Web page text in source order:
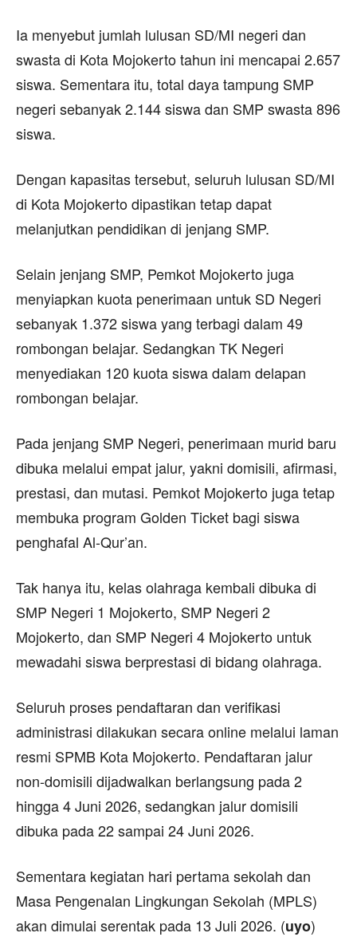
Ia menyebut jumlah lulusan SD/MI negeri dan
swasta di Kota Mojokerto tahun ini mencapai 2.657
siswa. Sementara itu, total daya tampung SMP
negeri sebanyak 2.144 siswa dan SMP swasta 896
siswa.
Dengan kapasitas tersebut, seluruh lulusan SD/MI
di Kota Mojokerto dipastikan tetap dapat
melanjutkan pendidikan di jenjang SMP.
Selain jenjang SMP, Pemkot Mojokerto juga
menyiapkan kuota penerimaan untuk SD Negeri
sebanyak 1.372 siswa yang terbagi dalam 49
rombongan belajar. Sedangkan TK Negeri
menyediakan 120 kuota siswa dalam delapan
rombongan belajar.
Pada jenjang SMP Negeri, penerimaan murid baru
dibuka melalui empat jalur, yakni domisili, afirmasi,
prestasi, dan mutasi. Pemkot Mojokerto juga tetap
membuka program Golden Ticket bagi siswa
penghafal Al-Qur’an.
Tak hanya itu, kelas olahraga kembali dibuka di
SMP Negeri 1 Mojokerto, SMP Negeri 2
Mojokerto, dan SMP Negeri 4 Mojokerto untuk
mewadahi siswa berprestasi di bidang olahraga.
Seluruh proses pendaftaran dan verifikasi
administrasi dilakukan secara online melalui laman
resmi SPMB Kota Mojokerto. Pendaftaran jalur
non-domisili dijadwalkan berlangsung pada 2
hingga 4 Juni 2026, sedangkan jalur domisili
dibuka pada 22 sampai 24 Juni 2026.
Sementara kegiatan hari pertama sekolah dan
Masa Pengenalan Lingkungan Sekolah (MPLS)
akan dimulai serentak pada 13 Juli 2026. (uyo)